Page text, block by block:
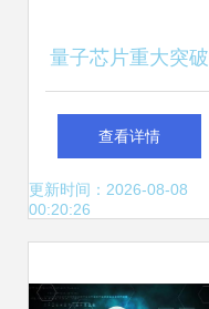
量子芯片重大突破
迈向全球第一的关
键一跃
查看详情
更新时间：2026-08-08
00:20:26